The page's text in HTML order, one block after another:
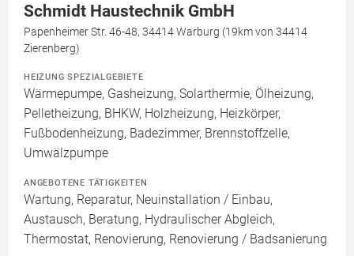
Schmidt Haustechnik GmbH
Papenheimer Str. 46-48, 34414 Warburg (19km von 34414
Zierenberg)
HEIZUNG SPEZIALGEBIETE
Wärmepumpe, Gasheizung, Solarthermie, Ölheizung,
Pelletheizung, BHKW, Holzheizung, Heizkörper,
Fußbodenheizung, Badezimmer, Brennstoffzelle,
Umwälzpumpe
ANGEBOTENE TÄTIGKEITEN
Wartung, Reparatur, Neuinstallation / Einbau,
Austausch, Beratung, Hydraulischer Abgleich,
Thermostat, Renovierung, Renovierung / Badsanierung